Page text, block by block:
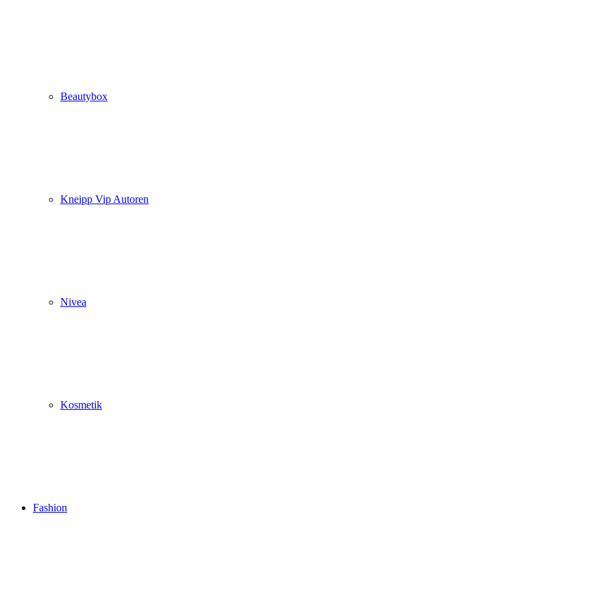
Beautybox
Kneipp Vip Autoren
Nivea
Kosmetik
Fashion